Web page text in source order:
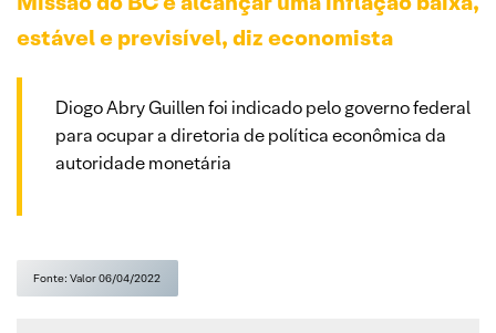
estável e previsível, diz economista
Diogo Abry Guillen foi indicado pelo governo federal
para ocupar a diretoria de política econômica da
autoridade monetária
Fonte: Valor 06/04/2022